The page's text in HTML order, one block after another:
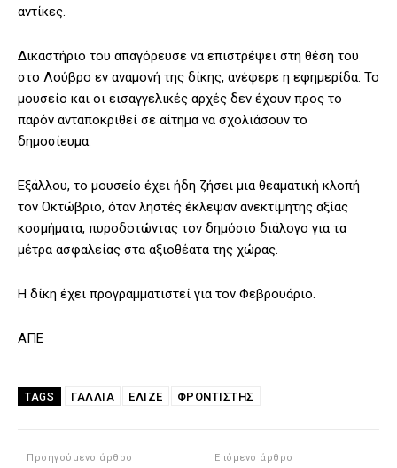
αντίκες.
Δικαστήριο του απαγόρευσε να επιστρέψει στη θέση του
στο Λούβρο εν αναμονή της δίκης, ανέφερε η εφημερίδα. Το
μουσείο και οι εισαγγελικές αρχές δεν έχουν προς το
παρόν ανταποκριθεί σε αίτημα να σχολιάσουν το
δημοσίευμα.
Εξάλλου, το μουσείο έχει ήδη ζήσει μια θεαματική κλοπή
τον Οκτώβριο, όταν ληστές έκλεψαν ανεκτίμητης αξίας
κοσμήματα, πυροδοτώντας τον δημόσιο διάλογο για τα
μέτρα ασφαλείας στα αξιοθέατα της χώρας.
Η δίκη έχει προγραμματιστεί για τον Φεβρουάριο.
ΑΠΕ
TAGS ΓΑΛΛΊΑ ΕΛΙΖΈ ΦΡΟΝΤΙΣΤΉΣ
Προηγούμενο άρθρο Επόμενο άρθρο